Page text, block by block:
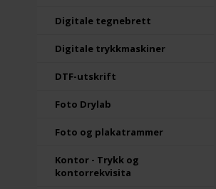
Digitale tegnebrett
Digitale trykkmaskiner
DTF-utskrift
Foto Drylab
Foto og plakatrammer
Kontor - Trykk og
kontorrekvisita